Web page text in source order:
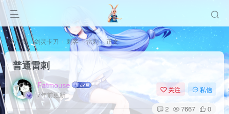
首页 剑灵卡刀 刺客 雷刺 正文
普通雷刺
Fatmouse
7年前更新
关注 私信
2 7667 0